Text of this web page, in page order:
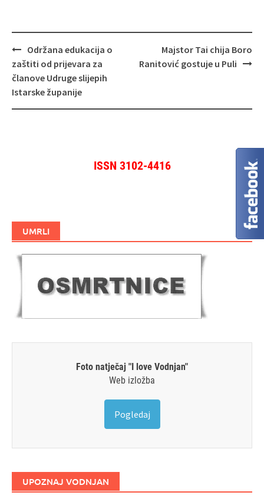
Navigacija
objava
Održana edukacija o
zaštiti od prijevara za
članove Udruge slijepih
Istarske županije
Majstor Tai chija Boro
Ranitović gostuje u Puli
ISSN 3102-4416
UMRLI
Foto natječaj "I love Vodnjan"
Web izložba
Pogledaj
UPOZNAJ VODNJAN